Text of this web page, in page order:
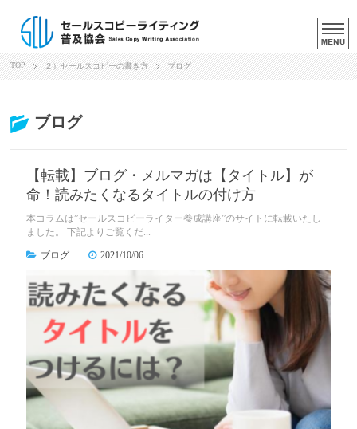
TOP ２）セールスコピーの書き方 ブログ
ブログ
【転載】ブログ・メルマガは【タイトル】が
命！読みたくなるタイトルの付け方
本コラムは”セールスコピーライター養成講座”のサイトに転載いたし
ました。 下記よりご覧くだ...
ブログ 2021/10/06